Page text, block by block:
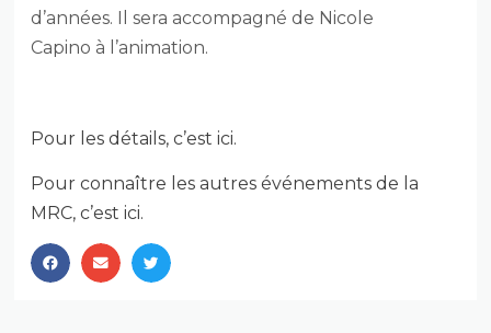
d’années. Il sera accompagné de Nicole
Capino à l’animation.
Pour les détails, c’est ici.
Pour connaître les autres événements de la
MRC, c’est ici.